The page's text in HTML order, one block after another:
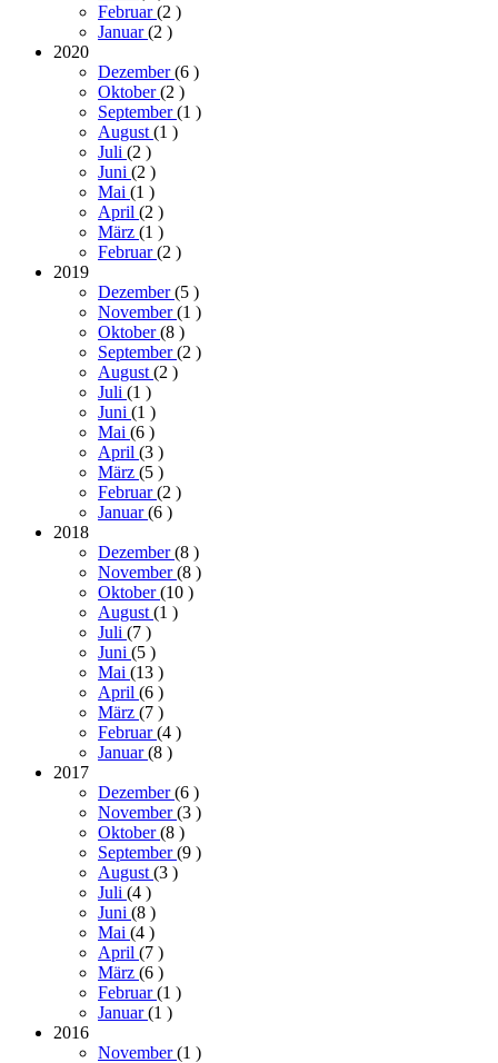
Februar(2 )
Januar(2 )
2020
Dezember(6 )
Oktober(2 )
September(1 )
August (1 )
Juli (2 )
Juni (2 )
Mai (1 )
April (2 )
März (1 )
Februar(2 )
2019
Dezember(5 )
November(1 )
Oktober(8 )
September(2 )
August (2 )
Juli (1 )
Juni (1 )
Mai (6 )
April (3 )
März (5 )
Februar(2 )
Januar(6 )
2018
Dezember(8 )
November(8 )
Oktober(10 )
August (1 )
Juli (7 )
Juni (5 )
Mai (13 )
April (6 )
März (7 )
Februar(4 )
Januar(8 )
2017
Dezember(6 )
November(3 )
Oktober(8 )
September(9 )
August (3 )
Juli (4 )
Juni (8 )
Mai (4 )
April (7 )
März (6 )
Februar(1 )
Januar(1 )
2016
November(1 )